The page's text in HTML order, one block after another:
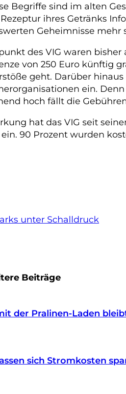
Begriffe sind im alten
ihres Getränks
Geheimnisse mehr
des VIG waren
von 250 Euro künftig
geht. Darüber
ein.
hoch fällt die
hat das VIG seit
90 Prozent wurden
unter Schalldruck
Beiträge
der Pralinen-Laden
sich Stromkosten